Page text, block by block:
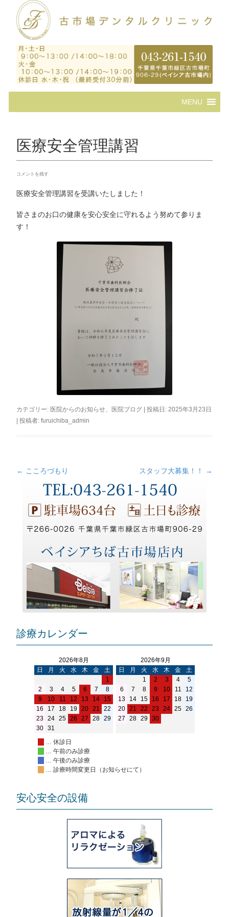
ツ
へ
ス
プ
MENU
医療安全管理講習
コメントを残す
医療安全管理講習を受講いたしました！
皆さまのお口の健康を安心安全に守れるよう努めて参りま
す！
カテゴリー: 医院からのお知らせ、 医院ブログ | 投稿日:2025年3月23日
|投稿者:furuichiba_admin
ナ
ビ
ゲ
ョ
← こころづもり スタッフ大募集！！ →
診療カレンダー
2026年8月
日
月 火 水 木 金
土
1
2
3 4 5 6 7
8
9
10 11 12 13 14
15
16
17 18 19 20 21
22
23 24 25 26 27 28 29
30 31
2026年9月
日
月 火 水 木 金
土
1
2 3 4
5
6
7 8 9 10 11
12
13
14 15 16 17 18
19
20 21 22 23 24 25 26
27
28 29 30
… 休診日
… 午前のみ診療
… 午後のみ診療
… 診療時間変更日（お知らせにて）
安心安全の設備